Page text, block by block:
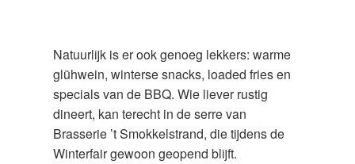
Natuurlijk is er ook genoeg lekkers: warme
glühwein, winterse snacks, loaded fries en
specials van de BBQ. Wie liever rustig
dineert, kan terecht in de serre van
Brasserie ’t Smokkelstrand, die tijdens de
Winterfair gewoon geopend blijft.